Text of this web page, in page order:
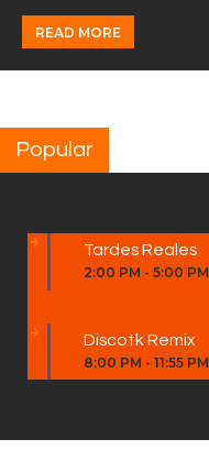
READ MORE
Popular
Tardes Reales
2:00 PM - 5:00 PM
Discotk Remix
8:00 PM - 11:55 PM